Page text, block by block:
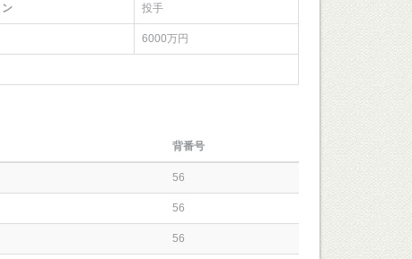
投手
6000万円
背番号
56
56
56